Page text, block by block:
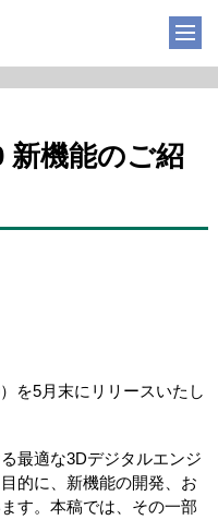
新機能のご紹
を5月末にリリースいたし
最適な3Dデジタルエンジ
的に、新機能の開発、お
す。本稿では、その一部